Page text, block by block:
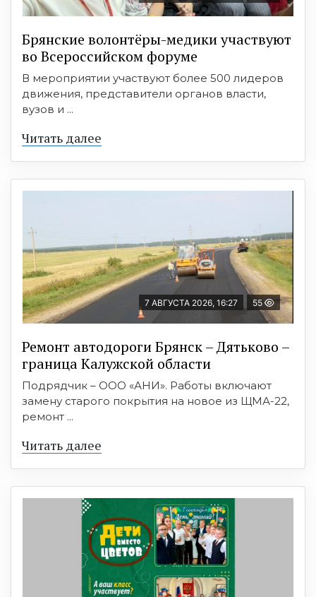
Брянские волонтёры-медики участвуют
во Всероссийском форуме
В мероприятии участвуют более 500 лидеров
движения, представители органов власти,
вузов и ...
Читать далее
7 АВГУСТА 2026, 16:27 55
Ремонт автодороги Брянск – Дятьково –
граница Калужской области
Подрядчик – ООО «АНИ». Работы включают
замену старого покрытия на новое из ЩМА-22,
ремонт ...
Читать далее